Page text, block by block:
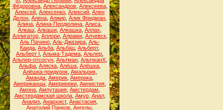
Фёдоровна, Александров, Алексеева,
Алексей Алексенко Алексий Ален
Делон Алена Алжир Алик Фридман
Алина Алина-Пердюлина Алиса
Алкаш Алкаши Алкашка Аллах
Аллигатор, Аллори, Алрами, Алчевск,
Аль Пачино, Аль-Джазира, Аль-
Каида Альба Альбац Альберт,
Альберт I Альма-Тадема Альпер
Альпер-отсосун Альтман АльтманХ
Альфа Аляска Алёша Алёшка
Алёшка-придурок, Амальрик,
Аманда Америк Америка
Американцы Америкюки Амнистия
Амона Ампутация Амстердам
Амстердамская школа, Амур, Анал,
Анализ Анархист, Анастасия
Анатолий Панков Ангелы